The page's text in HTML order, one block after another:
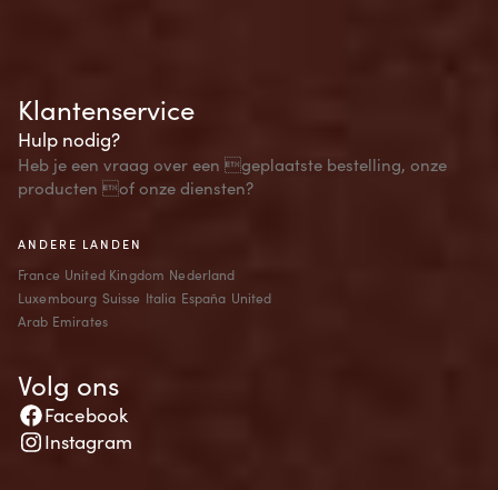
Klantenservice
Hulp nodig?
Heb je een vraag over een geplaatste bestelling, onze
producten of onze diensten?
ANDERE LANDEN
France United Kingdom Nederland
Luxembourg Suisse Italia España United
Arab Emirates
Volg ons
Facebook
Instagram